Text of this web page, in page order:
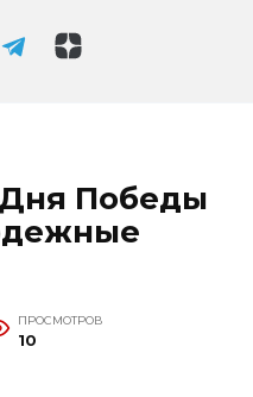
Победы
ПРОСМОТРОВ
10